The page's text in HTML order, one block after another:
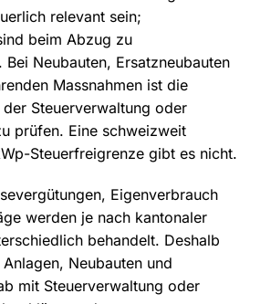
relevant sein;
beim Abzug zu
Neubauten, Ersatzneubauten
Massnahmen ist die
Steuerverwaltung oder
prüfen. Eine schweizweit
Steuerfreigrenze gibt es nicht.
Eigenverbrauch
werden je nach kantonaler
behandelt. Deshalb
Neubauten und
mit Steuerverwaltung oder